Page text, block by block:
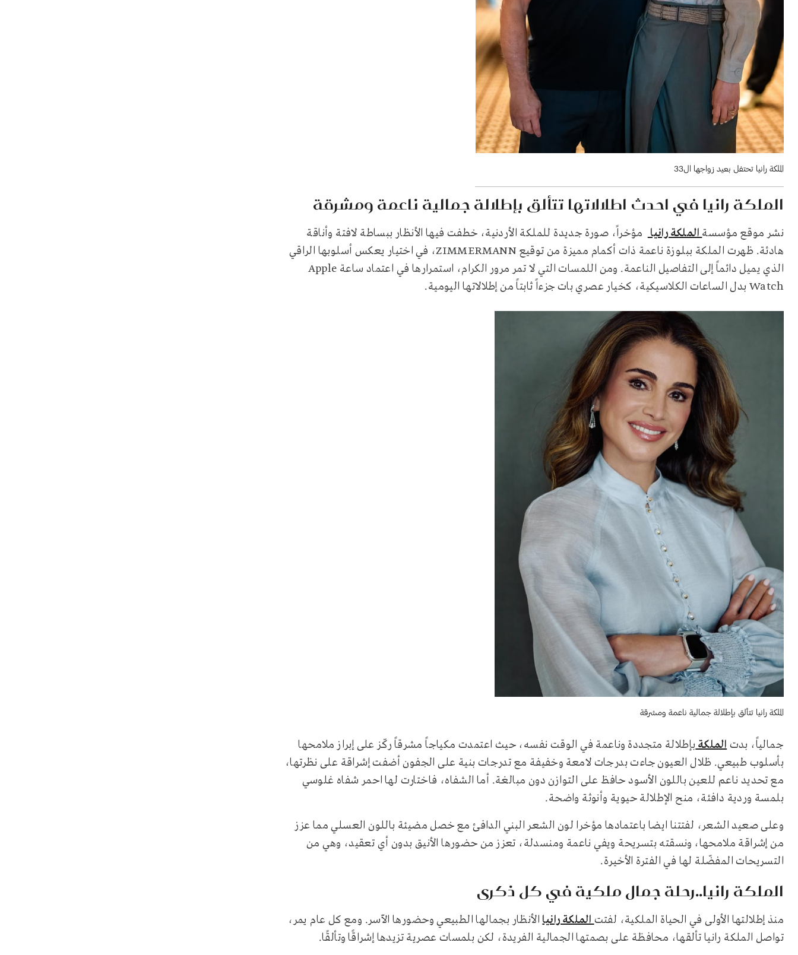
الملكة رانيا تحتفل بعيد زواجها ال33
الملكة رانيا في احدث اطلالاتها تتألق بإطلالة جمالية ناعمة ومشرقة
نشر موقع مؤسسةالملكة رانيامؤخراً، صورة جديدة للملكة الأردنية، خطفت فيها الأنظار ببساطة لافتة وأناقة
هادئة. ظهرت الملكة ببلوزة ناعمة ذات أكمام مميزة من توقيع ZIMMERMANN، في اختيار يعكس أسلوبها الراقي
الذي يميل دائماً إلى التفاصيل الناعمة. ومن اللمسات التي لا تمر مرور الكرام، استمرارها في اعتماد ساعة Apple
Watch بدل الساعات الكلاسيكية، كخيار عصري بات جزءاً ثابتاً من إطلالاتها اليومية.
الملكة رانيا تتألق بإطلالة جمالية ناعمة ومشرقة
جمالياً، بدتالملكةبإطلالة متجددة وناعمة في الوقت نفسه، حيث اعتمدت مكياجاً مشرقاً ركّز على إبراز ملامحها
بأسلوب طبيعي. ظلال العيون جاءت بدرجات لامعة وخفيفة مع تدرجات بنية على الجفون أضفت إشراقة على نظرتها،
مع تحديد ناعم للعين باللون الأسود حافظ على التوازن دون مبالغة. أما الشفاه، فاختارت لها احمر شفاه غلوسي
بلمسة وردية دافئة، منح الإطلالة حيوية وأنوثة واضحة.
وعلى صعيد الشعر، لفتتنا ايضا باعتمادها مؤخرا لون الشعر البني الدافئ مع خصل مضيئة باللون العسلي مما عزز
من إشراقة ملامحها، ونسقته بتسريحة ويفي ناعمة ومنسدلة، تعزز من حضورها الأنيق بدون أي تعقيد، وهي من
التسريحات المفضّلة لها في الفترة الأخيرة.
الملكة رانيا..رحلة جمال ملكية في كل ذكرى
منذ إطلالتها الأولى في الحياة الملكية، لفتتالملكة رانياالأنظار بجمالها الطبيعي وحضورها الآسر. ومع كل عام يمر،
تواصل الملكة رانيا تألقها، محافظة على بصمتها الجمالية الفريدة، لكن بلمسات عصرية تزيدها إشراقًا وتألقًا.